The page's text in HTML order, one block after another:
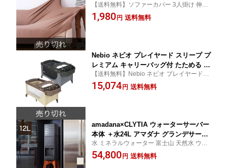
ソファカバー2WAYニットフィットカバ
ー リ・フィット 肘つき 3人掛け用]ソフ
【送料無料】ソファーカバー 3人掛け 伸縮
北欧 ソファー カバー ソファカバー あった
か素材 3人用
1,980円 送料無料
Nebio ネビオ プレイヤード スリープ プ
レミアム キャリーバッグ付 たためる お
昼寝マット ベビーサークル 室内 折りた
たみ【送料無料】
【送料無料】Nebio ネビオ プレイヤード ス
リープ プレミアム キャリーバッグ付 たた
める お昼寝マット ベビーサークル 室内グ
15,074円 送料無料
amadana×CLYTIA ウォーターサーバー
本体 ＋水24L アマダナ グランデサーバ
ー スタンド クリティア お水24L（12L×
2本）のおまけ付き！ プレミアムウォー
水 ミネラルウォーター 富士山 天然水 ウォ
ーター サーバー ウォーターダイレクト
54,800円 送料無料